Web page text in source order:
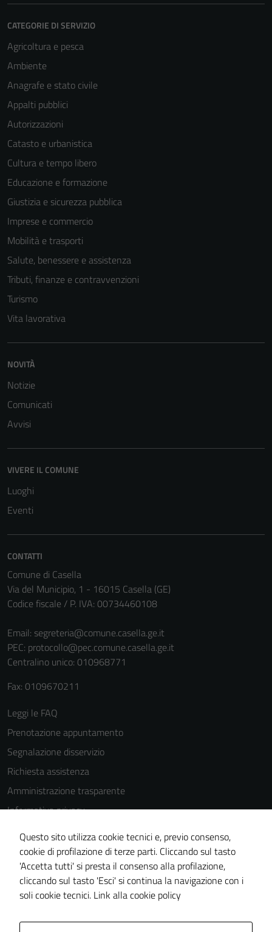
CATEGORIE DI SERVIZIO
Agricoltura e pesca
Ambiente
Anagrafe e stato civile
Appalti pubblici
Autorizzazioni
Catasto e urbanistica
Cultura e tempo libero
Educazione e formazione
Giustizia e sicurezza pubblica
Imprese e commercio
Mobilità e trasporti
Salute, benessere e assistenza
Tributi, finanze e contravvenzioni
Turismo
Vita lavorativa
NOVITÀ
Notizie
Comunicati
Avvisi
VIVERE IL COMUNE
Luoghi
Eventi
CONTATTI
Comune di Casella
Via del Municipio, 1 - 16015 Casella (GE)
Codice fiscale / P. IVA: 00734460108
Email: segreteria@comune.casella.ge.it
PEC: protocollo@pec.comune.casella.ge.it
Centralino unico: 010968771
Fax: 0109670211
Leggi le FAQ
Prenotazione appuntamento
Segnalazione disservizio
Richiesta assistenza
Amministrazione trasparente
Informativa privacy
Cookie Policy
Note legali
Dichiarazione di accessibilità
Piano di miglioramento del sito
Questo sito utilizza cookie tecnici e, previo consenso,
cookie di profilazione di terze parti. Cliccando sul tasto
'Accetta tutti' si presta il consenso alla profilazione,
cliccando sul tasto 'Esci' si continua la navigazione con i
soli cookie tecnici. Link alla cookie policy
Tecnici
possono
non raccolgono
informazioni
utilizzati
anche per la
profilazione.
La
disabilitazione